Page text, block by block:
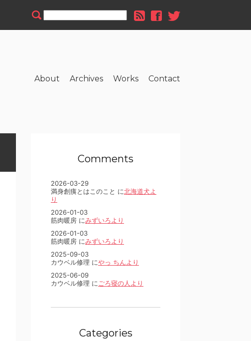
About Archives Works Contact
Comments
2026-03-29
満身創痍とはこのこと に北海道犬よ
り
2026-01-03
筋肉暖房 にみずいろより
2026-01-03
筋肉暖房 にみずいろより
2025-09-03
カウベル修理 にやっ ちんより
2025-06-09
カウベル修理 に ごろ寝の人より
Categories